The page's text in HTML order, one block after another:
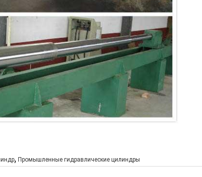
, Промышленные гидравлические цилиндры